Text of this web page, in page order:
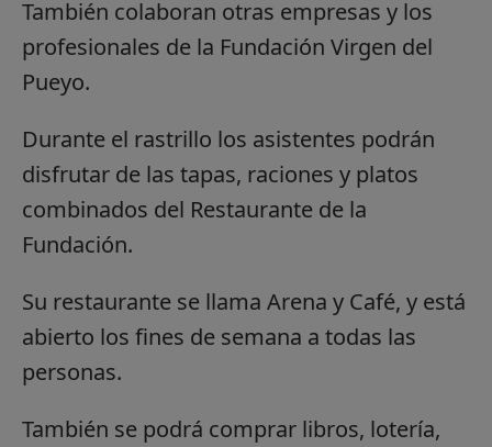
También colaboran otras empresas y los
profesionales de la Fundación Virgen del
Pueyo.
Durante el rastrillo los asistentes podrán
disfrutar de las tapas, raciones y platos
combinados del Restaurante de la
Fundación.
Su restaurante se llama Arena y Café, y está
abierto los fines de semana a todas las
personas.
También se podrá comprar libros, lotería,